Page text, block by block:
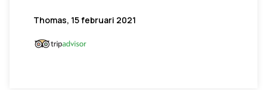
Thomas, 15 februari 2021